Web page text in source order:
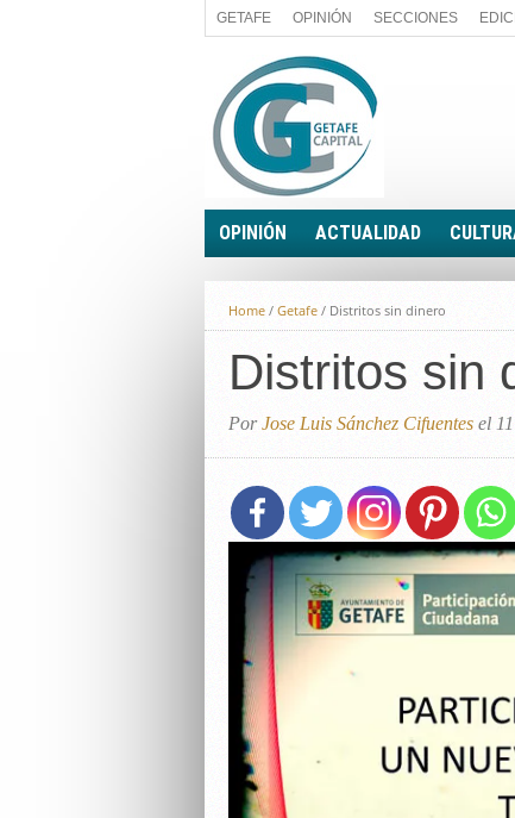
GETAFE OPINIÓN SECCIONES
OPINIÓN
A FIN DE CUENTAS
PALABRA DE CONCEJAL
LA PIEDRA DE SÍSIFO
EL SACAPUNTAS
TODAS LAS BANDERAS
ROTAS
ACTUALIDAD
POLÍTICA
ECONOMÍA
SOCIEDAD
BREVES
Home / Getafe / Distritos sin dinero
Distritos sin
PorJose Luis Sánchez Cifuentes el